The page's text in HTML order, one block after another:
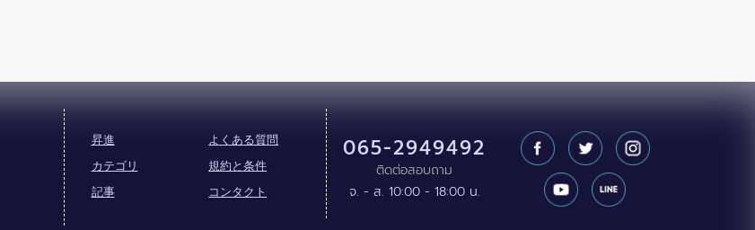
昇進
よくある質問
カテゴリ
規約と条件
記事
コンタクト
065-2949492
ติดต่อสอบถาม
จ. - ส. 10:00 - 18:00 น.